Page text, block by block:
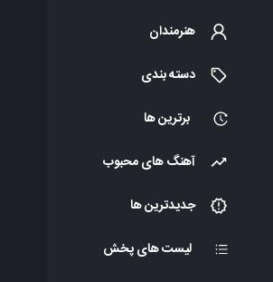
هنرمندان
دسته بندی
برترین ها
آهنگ های محبوب
جدیدترین ها
لیست های پخش